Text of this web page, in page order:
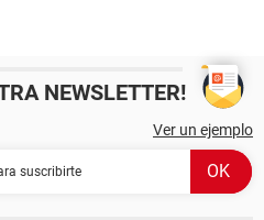
NEWSLETTER!
Ver un ejemplo